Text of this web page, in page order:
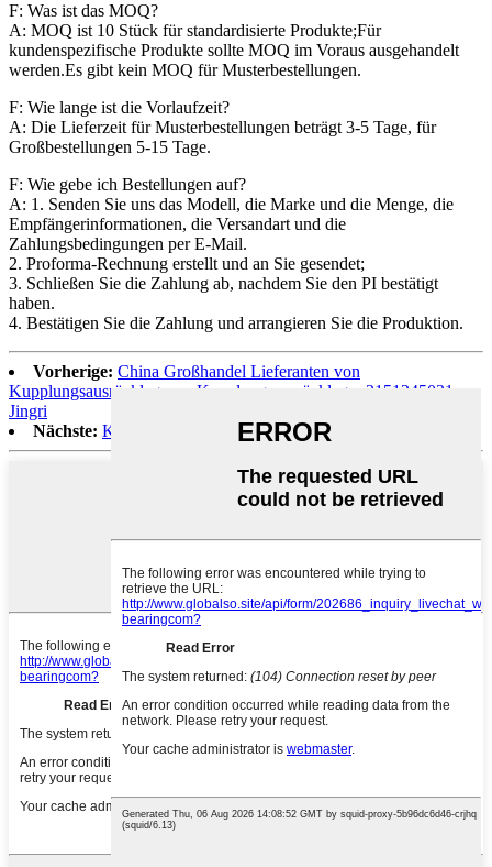
F: Was ist das MOQ?
A: MOQ ist 10 Stück für standardisierte Produkte;Für
kundenspezifische Produkte sollte MOQ im Voraus ausgehandelt
werden.Es gibt kein MOQ für Musterbestellungen.
F: Wie lange ist die Vorlaufzeit?
A: Die Lieferzeit für Musterbestellungen beträgt 3-5 Tage, für
Großbestellungen 5-15 Tage.
F: Wie gebe ich Bestellungen auf?
A: 1. Senden Sie uns das Modell, die Marke und die Menge, die
Empfängerinformationen, die Versandart und die
Zahlungsbedingungen per E-Mail.
2. Proforma-Rechnung erstellt und an Sie gesendet;
3. Schließen Sie die Zahlung ab, nachdem Sie den PI bestätigt
haben.
4. Bestätigen Sie die Zahlung und arrangieren Sie die Produktion.
Vorherige: China Großhandel Lieferanten von
Kupplungsausrücklagern - Kupplungsausrücklager 3151245031 –
Jingri
Nächste: Kegelrollenlager (metrisch) 32218